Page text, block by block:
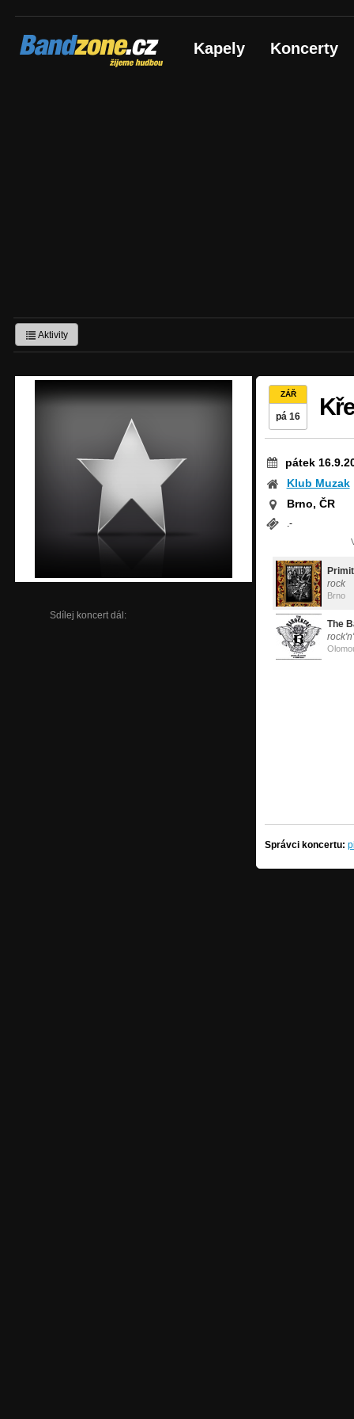
Bandzone.cz
žijeme hudbou Kapely Koncerty
Aktivity
Sdílej koncert dál:
ZÁŘ
pá 16
pátek
Klub Muzak
Brno, ČR
.-
rock
Brno
The
Správci koncertu: